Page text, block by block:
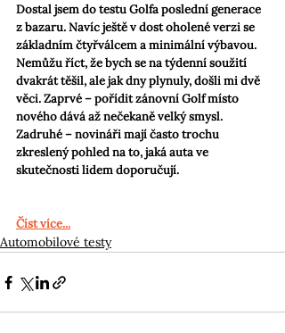
Dostal jsem do testu Golfa poslední generace
z bazaru. Navíc ještě v dost oholené verzi se
základním čtyřválcem a minimální výbavou.
Nemůžu říct, že bych se na týdenní soužití
dvakrát těšil, ale jak dny plynuly, došli mi dvě
věci. Zaprvé – pořídit zánovní Golf místo
nového dává až nečekaně velký smysl.
Zadruhé – novináři mají často trochu
zkreslený pohled na to, jaká auta ve
skutečnosti lidem doporučují.
Číst více...
Automobilové testy